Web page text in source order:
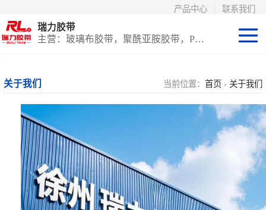
联系我们
产品中心
瑞力胶带
主营：玻璃布胶带，聚酰亚胺胶带，PET高温胶带，耐高温保护膜
关于我们 当前位置： 首页 › 关于我们
玻璃布胶带（特
氟龙）
PET高温胶带
（保护膜）
等离子热喷涂胶
防火陶瓷化硅胶